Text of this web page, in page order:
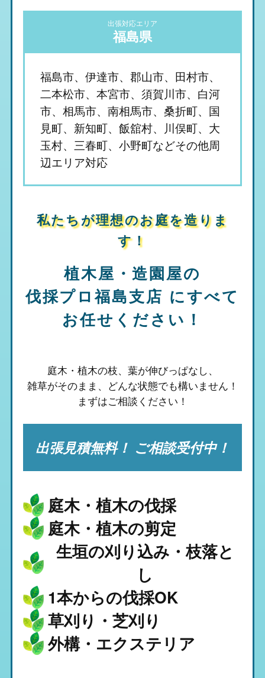
出張対応エリア
福島県
福島市、伊達市、郡山市、田村市、
二本松市、本宮市、須賀川市、白河
市、相馬市、南相馬市、桑折町、国
見町、新知町、飯舘村、川俣町、大
玉村、三春町、小野町などその他周
辺エリア対応
私たちが理想のお庭を造りま
す！
植木屋・造園屋の
伐採プロ福島支店 にすべて
お任せください！
庭木・植木の枝、葉が伸びっぱなし、
雑草がそのまま、 どんな状態でも構いません！
まずはご相談ください！
出張見積無料！ ご相談受付中！
庭木・植木の伐採
1本からの伐採OK
庭木・植木の剪定
草刈り・芝刈り
生垣の刈り込み・枝落と
し
外構・エクステリア